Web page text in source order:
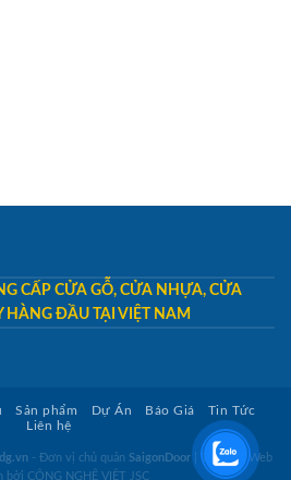
CẤP CỬA GỖ, CỬA NHỰA, CỬA
HÀNG ĐẦU TẠI VIỆT NAM
Sản phẩm Dự Án Báo Giá
Tin Tức
Liên hệ
- Đơn vị chủ quản SaigonDoor
Thiết kế Web
bởi CÔNG NGHỆ VIỆT JSC